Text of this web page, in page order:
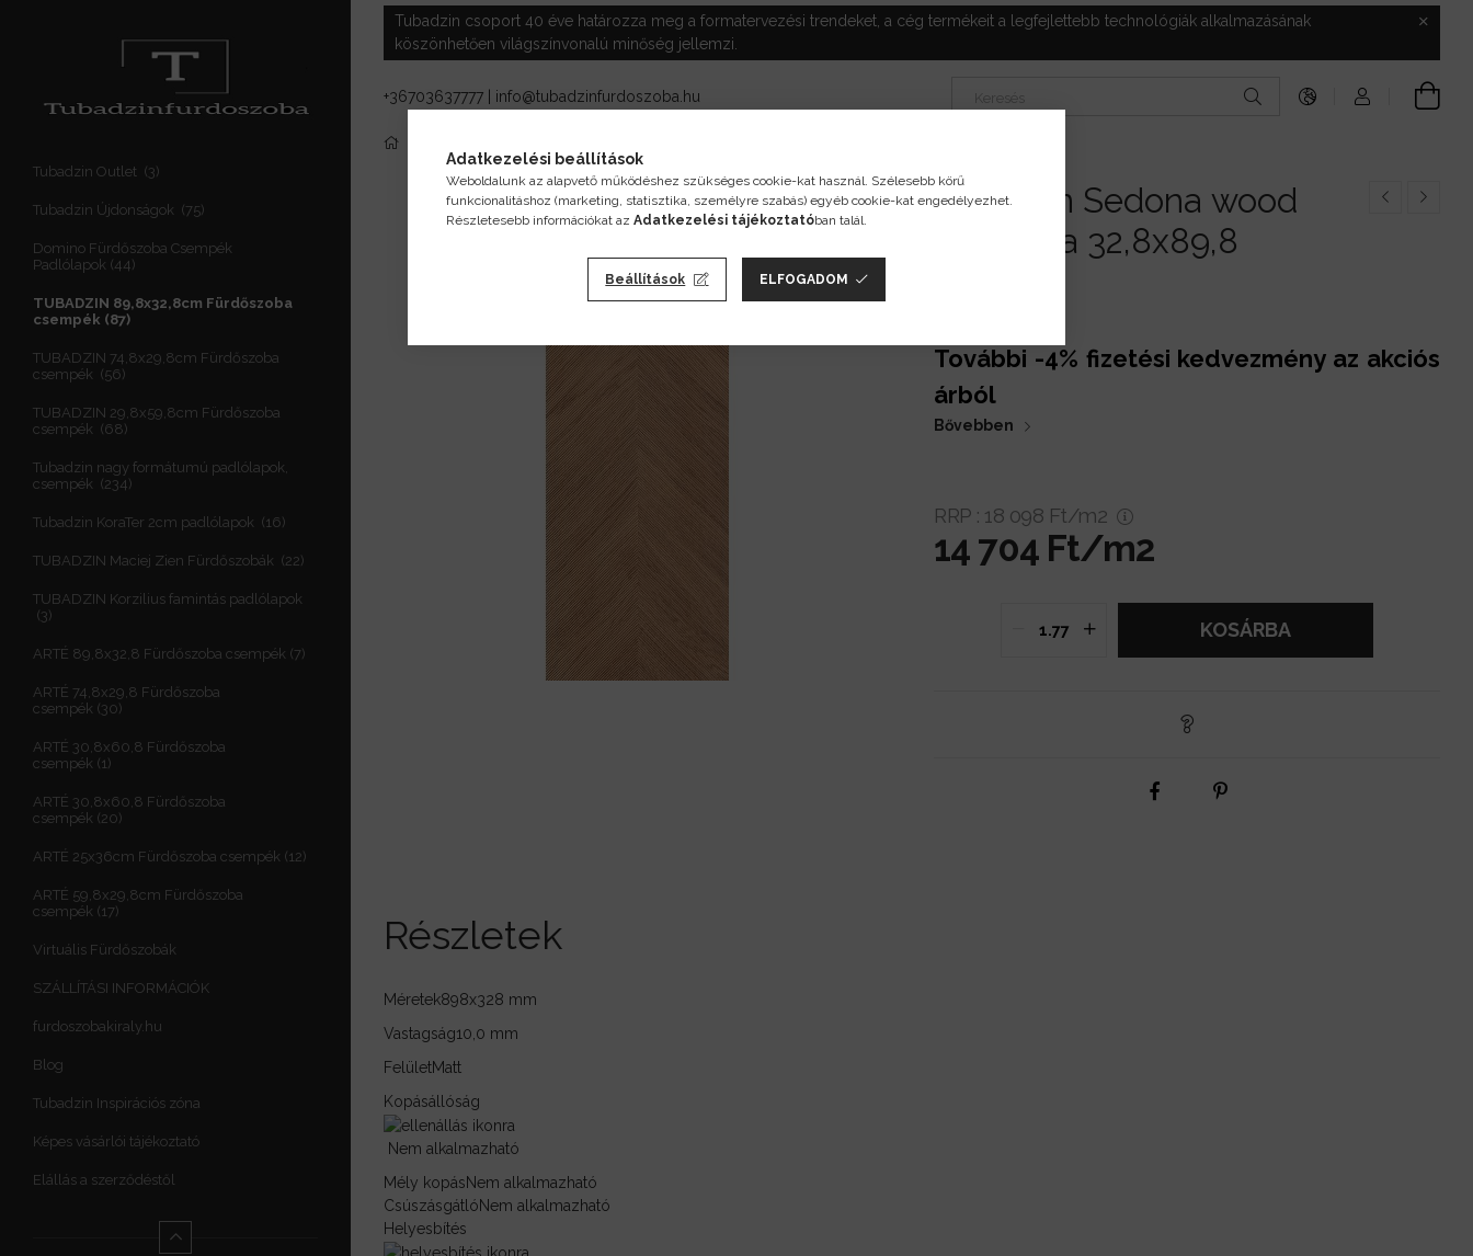
Tubadzin Outlet 3
Tubadzin Újdonságok 75
Domino Fürdőszoba Csempék
Padlólapok 44
TUBADZIN 89,8x32,8cm Fürdőszoba
csempék
87
TUBADZIN 74,8x29,8cm Fürdőszoba
csempék
56
TUBADZIN 29,8x59,8cm Fürdőszoba
csempék
68
Tubadzin nagy formátumú padlólapok,
csempék
234
Tubadzin KoraTer 2cm padlólapok 16
TUBADZIN Maciej Zien Fürdőszobák 22
TUBADZIN Korzilius famintás padlólapok
3
ARTÉ 89,8x32,8 Fürdőszoba csempék 7
ARTÉ 74,8x29,8 Fürdőszoba
csempék
30
ARTÉ 30,8x60,8 Fürdőszoba
csempék 1
ARTÉ 30,8x60,8 Fürdőszoba
csempék 20
ARTÉ 25x36cm Fürdőszoba csempék 12
ARTÉ 59,8x29,8cm Fürdőszoba
csempék 17
Virtuális Fürdőszobák
SZÁLLÍTÁSI INFORMÁCIÓK
furdoszobakiraly.hu
Blog
Tubadzin Inspirációs zóna
Képes vásárlói tájékoztató
Elállás a szerződéstől
Tubadzin csoport 40 éve határozza meg a formatervezési trendeket, a cég termékeit a legfejlettebb technológiák alkalmazásának
köszönhetően világszínvonalú minőség jellemzi.
+36703637777 info@tubadzinfurdoszoba.hu
%
Tubadzin Sedona wood
Struktura 32,8x89,8
További -4% fizetési kedvezmény az akciós
árból
Bővebben
RRP : 18 098 Ft/m2
14 704 Ft/m2
KOSÁRBA
Részletek
Méretek898x328 mm
Vastagság10,0 mm
FelületMatt
Kopásállóság
Nem alkalmazható
Mély kopásNem alkalmazható
CsúszásgátlóNem alkalmazható
Helyesbítés
Adatkezelési beállítások
Weboldalunk az alapvető működéshez szükséges cookie-kat használ. Szélesebb körű
funkcionalitáshoz (marketing, statisztika, személyre szabás) egyéb cookie-kat engedélyezhet.
Részletesebb információkat az Adatkezelési tájékoztatóban talál.
Beállítások ELFOGADOM